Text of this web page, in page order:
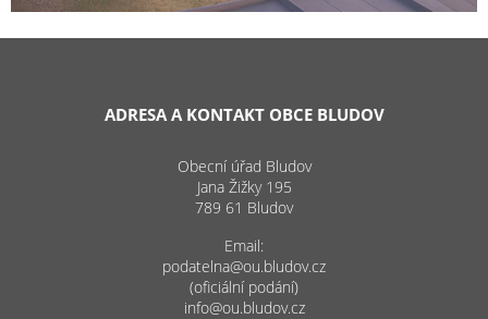
ADRESA A KONTAKT OBCE BLUDOV
Obecní úřad Bludov
Jana Žižky 195
789 61 Bludov
Email:
podatelna@ou.bludov.cz
(oficiální podání)
info@ou.bludov.cz